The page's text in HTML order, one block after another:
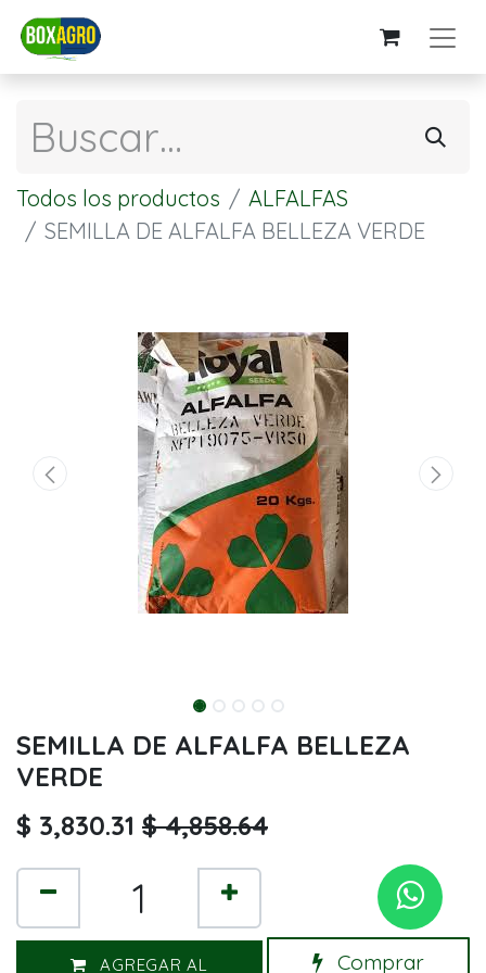
Todos los productos
ALFALFAS
SEMILLA DE ALFALFA BELLEZA VERDE
SEMILLA DE ALFALFA BELLEZA
VERDE
$ 3,830.31 $4,858.64
AGREGAR AL Comprar